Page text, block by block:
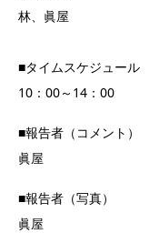
林、眞屋
■タイムスケジュール
10：00～14：00
■報告者（コメント）
眞屋
■報告者（写真）
眞屋